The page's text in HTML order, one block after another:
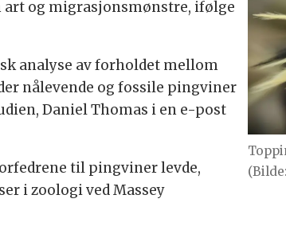
og migrasjonsmønstre, ifølge
analyse av forholdet mellom
nålevende og fossile pingviner
Daniel Thomas i en e-post
til pingviner levde,
i zoologi ved Massey